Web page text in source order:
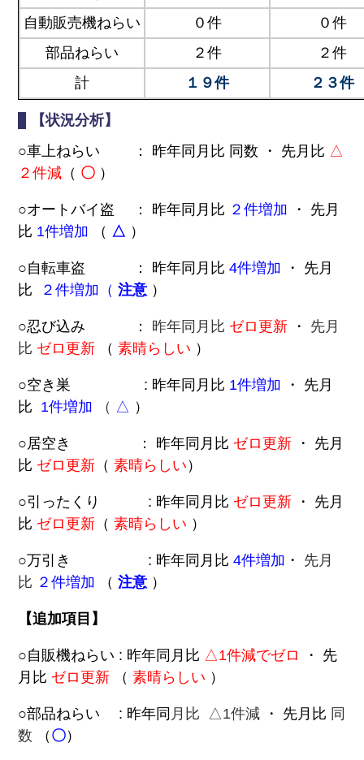
自動販売機ねらい
０件
０件
部品ねらい
２件
２件
計
１９件 ２３件
【状況分析】
○車上ねらい ： 昨年同月比 同数 ・ 先月比 △
２件減 （ 〇 ）
○オートバイ盗 ： 昨年同月比 ２件増加 ・ 先月
比 1件増加 （ △ ）
○自転車盗 ： 昨年同月比 4件増加
・ 先月
比
２件増加 （注意 ）
○忍び込み ： 昨年同月比 ゼロ更新 ・ 先月
比 ゼロ更新 （素晴らしい ）
○空き巣 : 昨年同月 比 1件増加
・ 先月
比 1件増加 （ △ ）
○居空き ： 昨年同月比 ゼロ更新 ・ 先月
比 ゼロ更新 （素晴らしい ）
○引ったくり : 昨年同月比 ゼロ更新 ・ 先月
比 ゼロ更新 （素晴らしい ）
○万引き : 昨年同月比4件増加 ・ 先月
比 ２件増加 （ 注意 ）
【追加項目】
○自販機ねらい : 昨年同月比 △1件減でゼロ
・ 先
月比 ゼロ更新 （素晴らしい ）
○部品ねらい : 昨年同 月比 △1件減 ・ 先月比 同
数
（ 〇）